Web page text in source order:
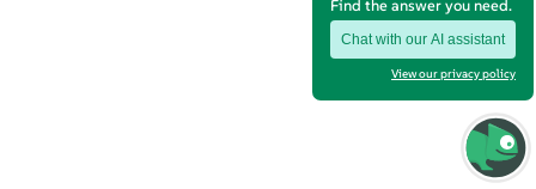
Find the answer you need.
Chat with our AI assistant
View our privacy policy